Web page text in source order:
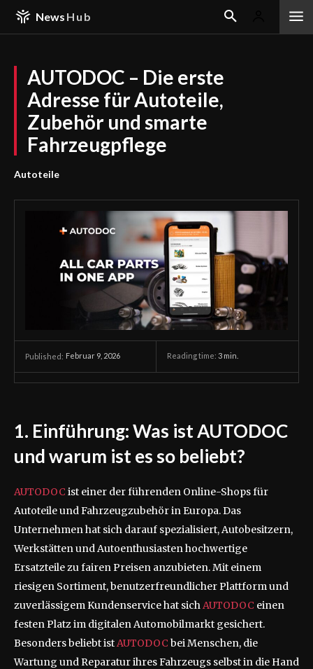
News Hub
AUTODOC – Die erste
Adresse für Autoteile,
Zubehör und smarte
Fahrzeugpflege
Autoteile
Published: Februar 9, 2026 Reading time: 3 min.
1. Einführung: Was ist AUTODOC
und warum ist es so beliebt?
AUTODOC ist einer der führenden Online-Shops für
Autoteile und Fahrzeugzubehör in Europa. Das
Unternehmen hat sich darauf spezialisiert, Autobesitzern,
Werkstätten und Autoenthusiasten hochwertige
Ersatzteile zu fairen Preisen anzubieten. Mit einem
riesigen Sortiment, benutzerfreundlicher Plattform und
zuverlässigem Kundenservice hat sichAUTODOC einen
festen Platz im digitalen Automobilmarkt gesichert.
Besonders beliebt istAUTODOC bei Menschen, die
Wartung und Reparatur ihres Fahrzeugs selbst in die Hand